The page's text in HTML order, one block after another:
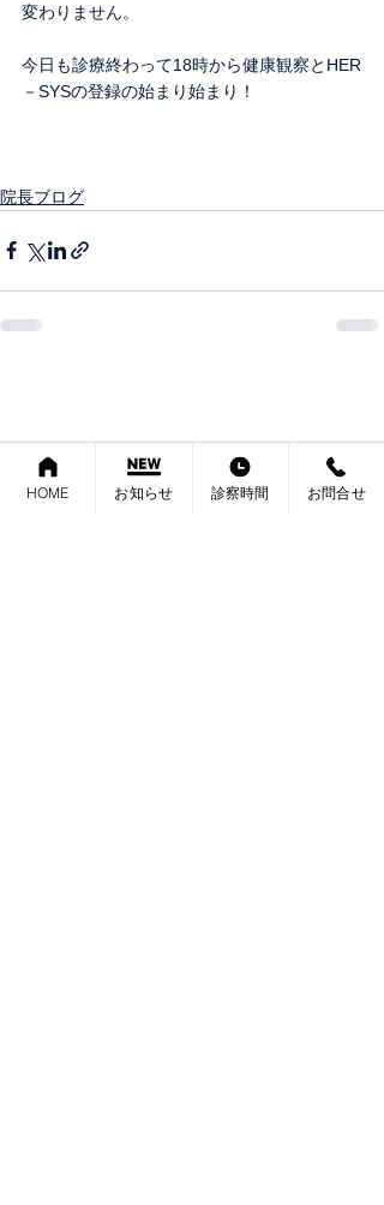
変わりません。
今日も診療終わって18時から健康観察とHER
－SYSの登録の始まり始まり！
院長ブログ
HOME お知らせ 診察時間 お問合せ